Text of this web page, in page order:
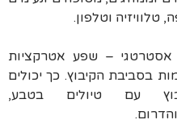
, טלוויזיה וטלפון.
אסטרטגי – שפע אטרקציות
בסביבת הקיבוץ. כך יכולים
עם טיולים בטבע,